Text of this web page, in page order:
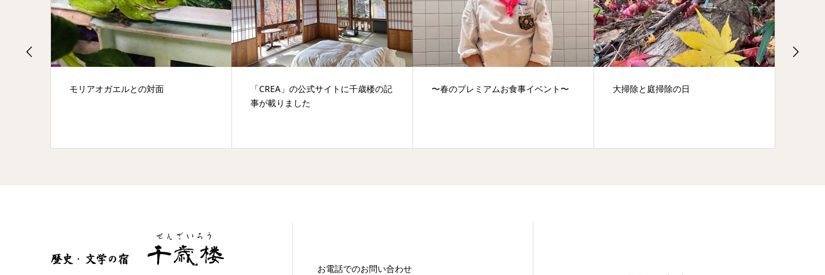
モリアオガエルとの対面
「CREA」の公式サイトに千歳楼の記
事が載りました
〜春のプレミアムお食事イベント〜
大掃除と庭掃除の日
お電話でのお問い合わせ